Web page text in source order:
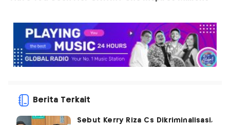
Berita Terkait
Sebut Kerry Riza Cs Dikriminalisasi,